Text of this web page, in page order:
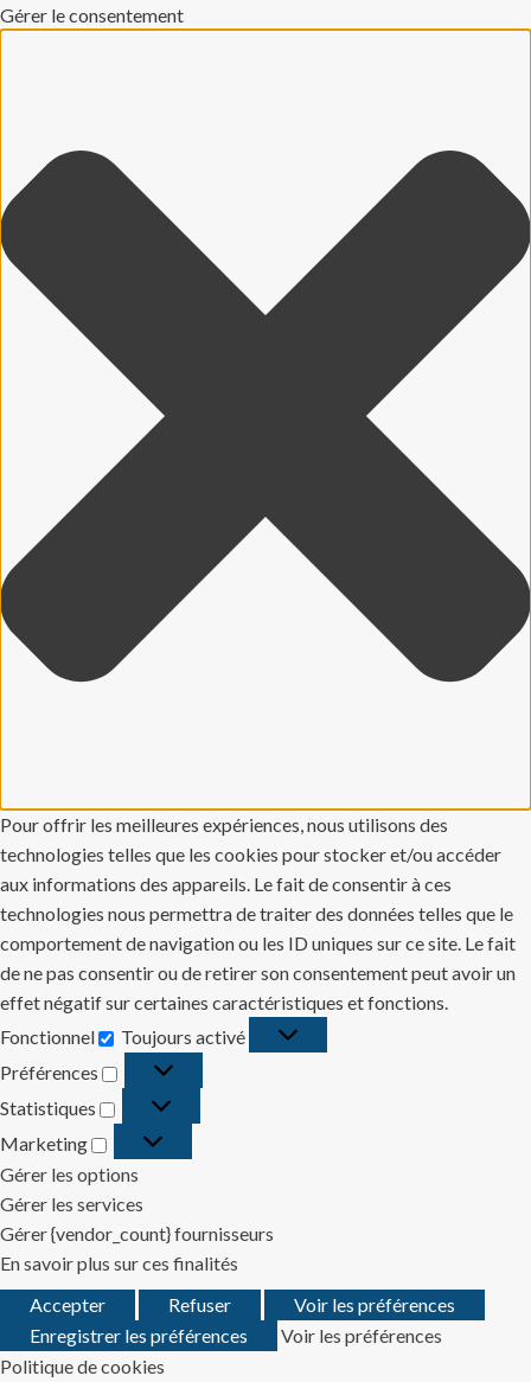
Gérer le consentement
Pour offrir les meilleures expériences, nous utilisons des
technologies telles que les cookies pour stocker et/ou accéder
aux informations des appareils. Le fait de consentir à ces
technologies nous permettra de traiter des données telles que le
comportement de navigation ou les ID uniques sur ce site. Le fait
de ne pas consentir ou de retirer son consentement peut avoir un
effet négatif sur certaines caractéristiques et fonctions.
Fonctionnel
Fonctionnel
Toujours activé
Préférences
Préférences
Statistiques
Statistiques
Marketing
Marketing
Gérer les options
Gérer les services
Gérer {vendor_count} fournisseurs
En savoir plus sur ces finalités
Accepter
Refuser
Voir les préférences
Enregistrer les préférences
Voir les préférences
Politique de cookies